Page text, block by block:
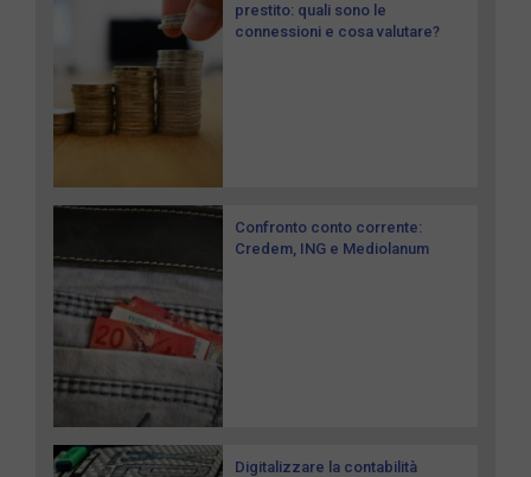
prestito: quali sono le
connessioni e cosa valutare?
Confronto conto corrente:
Credem, ING e Mediolanum
Digitalizzare la contabilità